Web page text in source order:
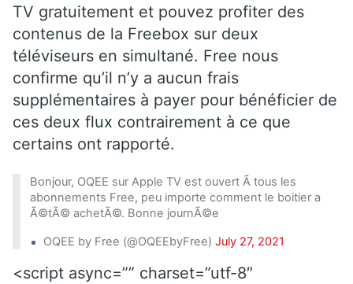
TV gratuitement et pouvez profiter des
contenus de la Freebox sur deux
téléviseurs en simultané. Free nous
confirme qu’il n’y a aucun frais
supplémentaires à payer pour bénéficier de
ces deux flux contrairement à ce que
certains ont rapporté.
Bonjour, OQEE sur Apple TV est ouvert Ã tous les
abonnements Free, peu importe comment le boitier a
Ã©tÃ© achetÃ©. Bonne journÃ©e
OQEE by Free (@OQEEbyFree) July 27, 2021
<script async=”” charset=”utf-8″